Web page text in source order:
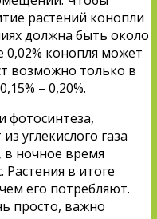
растений конопли
должна быть около
конопля может
возможно только в
– 0,20%.
фотосинтеза,
углекислого газа
в ночное время
в итоге
его потребляют.
просто, важно